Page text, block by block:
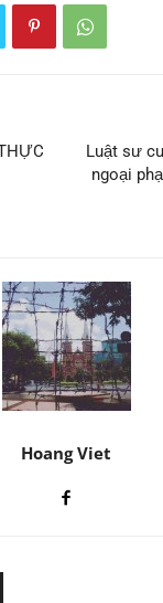
Luật sư
ngoại
Hoang Viet